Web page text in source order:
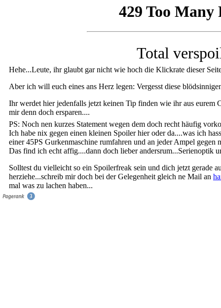
Total
Hehe...Leute, ihr glaubt gar nicht wie hoch die Klickrate dieser
Aber ich will euch eines ans Herz legen: Vergesst diese
Ihr werdet hier jedenfalls jetzt keinen Tip finden wie ihr aus eurem
mir denn doch ersparen....
PS: Noch nen kurzes Statement wegen dem doch recht häufig
Ich habe nix gegen einen kleinen Spoiler hier oder da....was ich
einer 45PS Gurkenmaschine rumfahren und an jeder Ampel gegen
Das find ich echt affig....dann doch lieber andersrum...Serienoptik
Solltest du vielleicht so ein Spoilerfreak sein und dich jetzt gerade
herziehe...schreib mir doch bei der Gelegenheit gleich ne Mail an
mal was zu lachen haben...